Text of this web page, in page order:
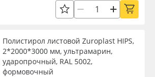
Полистирол листовой Zuroplast HIPS,
2*2000*3000 мм, ультрамарин,
ударопрочный, RAL 5002,
формовочный